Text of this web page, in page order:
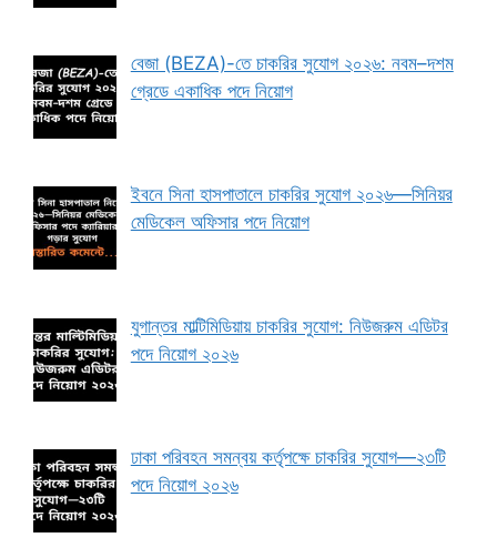
বেজা (BEZA)-তে চাকরির সুযোগ ২০২৬: নবম–দশম
গ্রেডে একাধিক পদে নিয়োগ
ইবনে সিনা হাসপাতালে চাকরির সুযোগ ২০২৬—সিনিয়র
মেডিকেল অফিসার পদে নিয়োগ
যুগান্তর মাল্টিমিডিয়ায় চাকরির সুযোগ: নিউজরুম এডিটর
পদে নিয়োগ ২০২৬
ঢাকা পরিবহন সমন্বয় কর্তৃপক্ষে চাকরির সুযোগ—২৩টি
পদে নিয়োগ ২০২৬